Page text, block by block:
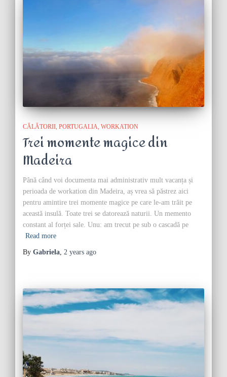
CĂLĂTORII PORTUGALIA WORKATION
Trei momente magice din
Madeira
Până când voi documenta mai administrativ mult vacanța și
perioada de workation din Madeira, aș vrea să păstrez aici
pentru amintire trei momente magice pe care le-am trăit pe
această insulă. Toate trei se datorează naturii. Un memento
constant al forței sale. Unu: am trecut pe sub o cascadă pe
Read more
By Gabriela, 2 years ago